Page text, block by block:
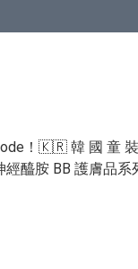
！ 🇰🇷 韓 國 童
醯胺 BB 護膚品系